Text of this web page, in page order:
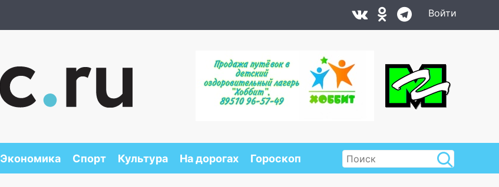
Войти
Экономика Спорт Культура На дорогах Гороскоп